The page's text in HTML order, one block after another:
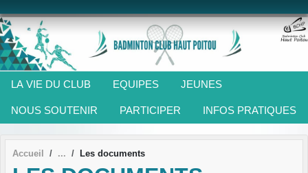
LA VIE DU CLUB EQUIPES JEUNES
NOUS SOUTENIR PARTICIPER INFOS PRATIQUES
Accueil Les documents